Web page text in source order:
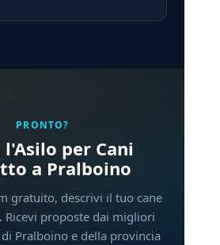
PRONTO?
l'Asilo per Cani
a Pralboino
gratuito, descrivi il tuo cane
Ricevi proposte dai migliori
Pralboino e della provincia